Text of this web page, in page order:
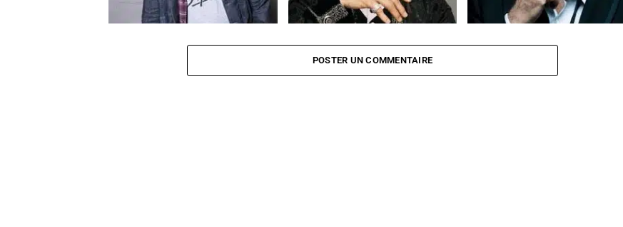
POSTER UN COMMENTAIRE